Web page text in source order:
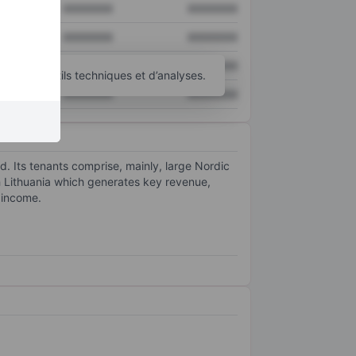
XXXXXXX XXXXXXX
outils techniques et d’analyses.
Its tenants comprise, mainly, large Nordic
which generates key revenue,